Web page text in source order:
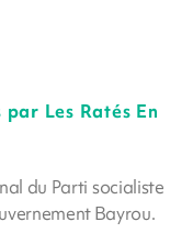
Les Ratés En
du Parti socialiste
Bayrou.